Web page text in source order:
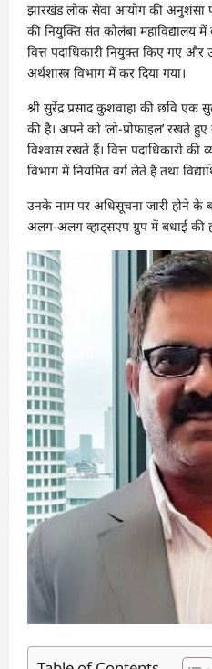
झारखंड लोक सेवा आयोग की अनुशंसा
की नियुक्ति संत कोलंबा महाविद्यालय
वित्त पदाधिकारी नियुक्त किए गए और
अर्थशास्त्र विभाग में कर दिया गया।
श्री सुरेंद्र प्रसाद कुशवाहा की छवि
की है। अपने को ‘लो-प्रोफाइल’ रखते हुए
विश्वास रखते हैं। वित्त पदाधिकारी
विभाग में नियमित वर्ग लेते हैं तथा
उनके नाम पर अधिसूचना जारी होने के
अलग-अलग व्हाट्सएप ग्रुप में बधाई की